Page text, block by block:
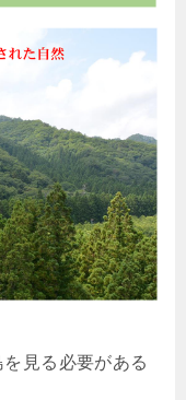
見る必要がある